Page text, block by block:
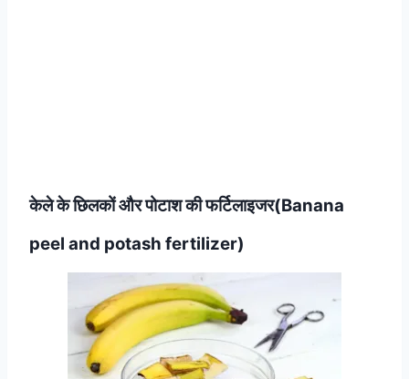
केले के छिलकों और पोटाश की फर्टिलाइजर(Banana
peel and potash fertilizer)